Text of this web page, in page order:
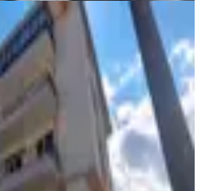
Kiralık Ayvacık'da 2+1
Kombili Daire
Mahallesi
· 21.07.2026